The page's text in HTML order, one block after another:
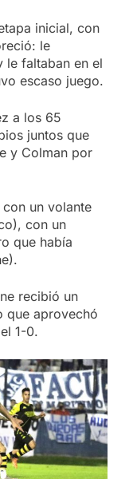
inicial, con
le
le faltaban en el
escaso juego.
a los 65
juntos que
y Colman por
un volante
con un
que había
recibió un
que aprovechó
1-0.